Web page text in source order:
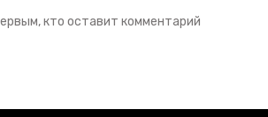
кто оставит комментарий